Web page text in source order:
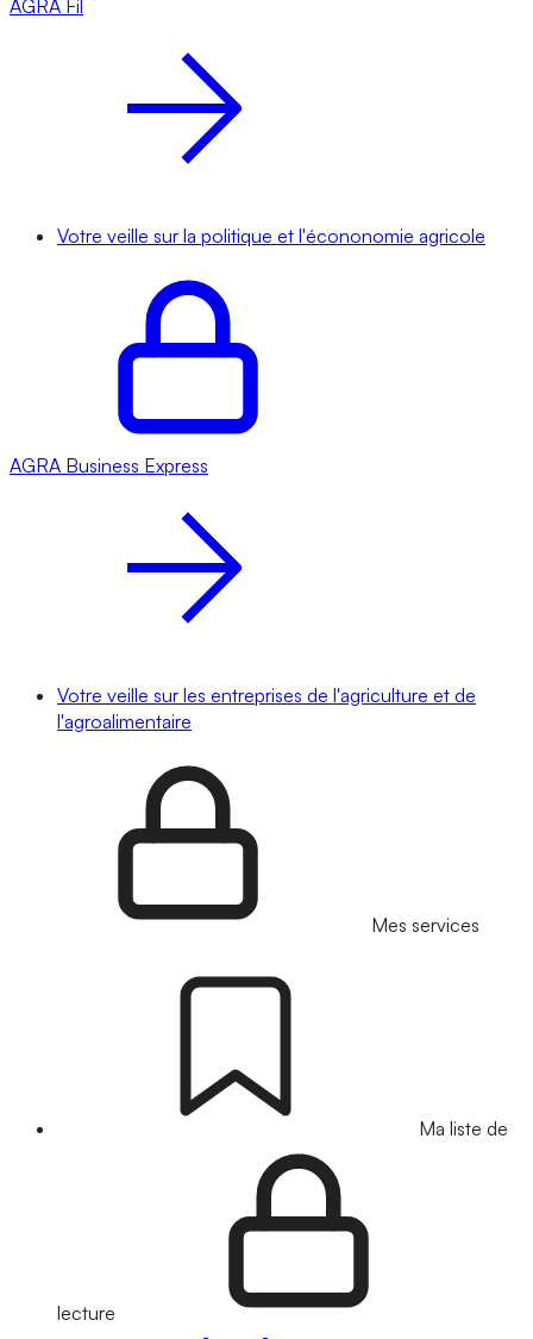
AGRA Fil
Votre veille sur la politique et l'écononomie agricole
AGRA Business Express
Votre veille sur les entreprises de l'agriculture et de
l'agroalimentaire
Mes services
Ma liste de
lecture